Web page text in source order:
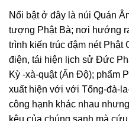
Nổi bật ở đây là núi Quán
tượng Phật Bà; nơi hướng
trình kiến trúc đậm nét Phật
điện, tái hiện lịch sử Đức
Kỳ -xà-quật (Ấn Độ); phẩm
xuất hiện với với Tổng-đà-
công hạnh khác nhau
kêu của chúng sanh mà